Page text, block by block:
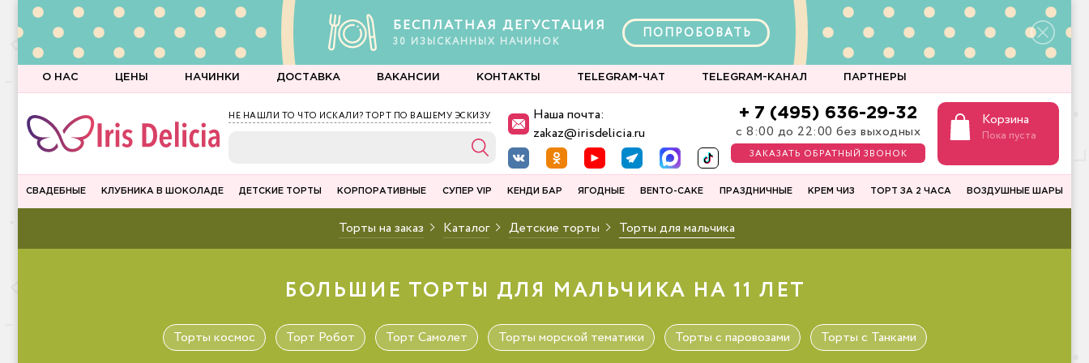
БЕСПЛАТНАЯ ДЕГУСТАЦИЯ
30 ИЗЫСКАННЫХ НАЧИНОК
ПОПРОБОВАТЬ
О НАС ЦЕНЫ НАЧИНКИ ДОСТАВКА ВАКАНСИИ КОНТАКТЫ TELEGRAM-ЧАТ TELEGRAM-КАНАЛ ПАРТНЕРЫ
НЕ НАШЛИ ТО ЧТО ИСКАЛИ? ТОРТ ПО ВАШЕМУ ЭСКИЗУ
Наша почта:
zakaz@irisdelicia.ru
+ 7 (495) 636-29-32
с 8:00 до 22:00 без выходных
ЗАКАЗАТЬ ОБРАТНЫЙ ЗВОНОК
Корзина
Пока пуста
СВАДЕБНЫЕ КЛУБНИКА В ШОКОЛАДЕ ДЕТСКИЕ ТОРТЫ КОРПОРАТИВНЫЕ СУПЕР VIP КЕНДИ БАР ЯГОДНЫЕ BENTO-CAKE ПРАЗДНИЧНЫЕ КРЕМ ЧИЗ ТОРТ ЗА 2 ЧАСА ВОЗДУШНЫЕ ШАРЫ
Торты на заказ Каталог Детские торты Торты для мальчика
БОЛЬШИЕ ТОРТЫ ДЛЯ МАЛЬЧИКА НА 11 ЛЕТ
Торты космос Торт Робот Торт Самолет Торты морской тематики Торты с паровозами Торты с Танками